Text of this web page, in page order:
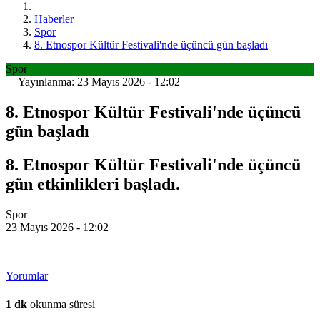
Haberler
Spor
8. Etnospor Kültür Festivali'nde üçüncü gün başladı
Spor
Yayınlanma: 23 Mayıs 2026 - 12:02
8. Etnospor Kültür Festivali'nde üçüncü
gün başladı
8. Etnospor Kültür Festivali'nde üçüncü
gün etkinlikleri başladı.
Spor
23 Mayıs 2026 - 12:02
Yorumlar
1 dk okunma süresi